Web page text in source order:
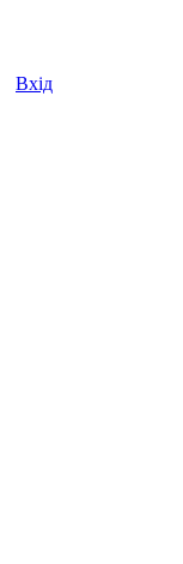
Вхід